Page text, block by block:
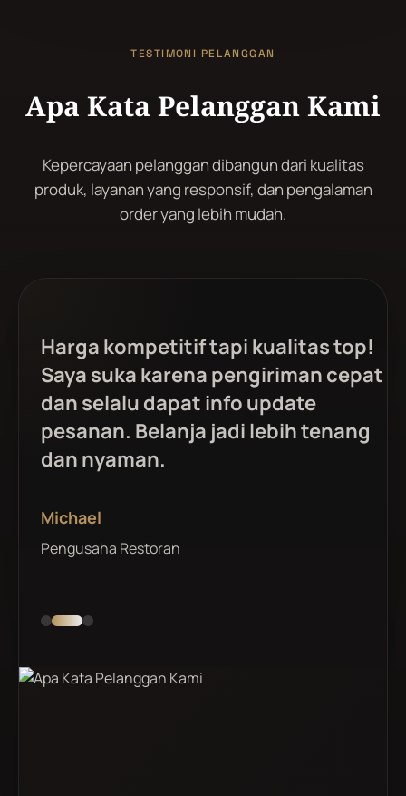
TESTIMONI PELANGGAN
Apa Kata Pelanggan Kami
Kepercayaan pelanggan dibangun dari kualitas
produk, layanan yang responsif, dan pengalaman
order yang lebih mudah.
Harga kompetitif tapi kualitas top!
Saya suka karena pengiriman cepat
dan selalu dapat info update
pesanan. Belanja jadi lebih tenang
dan nyaman.
Michael
Pengusaha Restoran